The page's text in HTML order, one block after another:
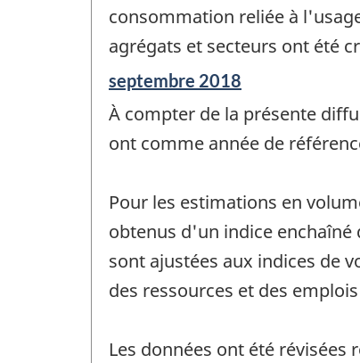
consommation reliée à
agrégats et secteurs ont été
Période
de
référence
de
septembre 2018
À compter de la présente
ont comme année de
Pour les estimations en
obtenus d'un indice enchaîné
sont ajustées aux indices de
des ressources et des
Les données ont été